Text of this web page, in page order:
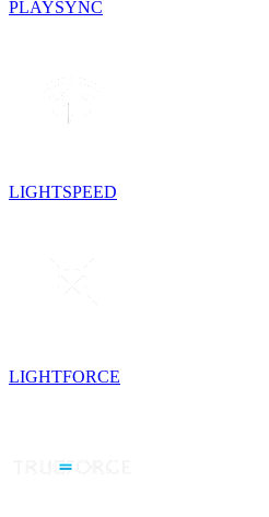
PLAYSYNC
LIGHTSPEED
LIGHTFORCE